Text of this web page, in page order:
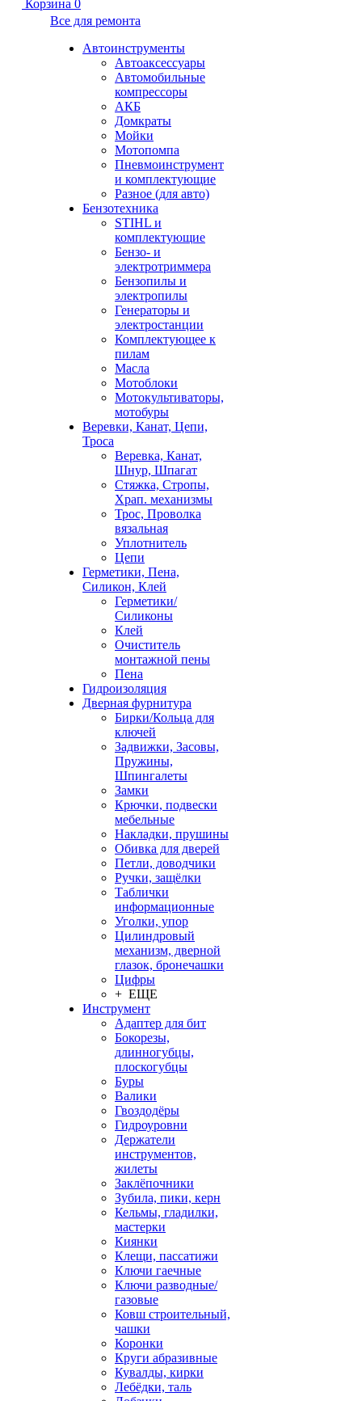
Корзина 0
Все для ремонта
Автоинструменты
Автоаксессуары
Автомобильные
компрессоры
АКБ
Домкраты
Мойки
Мотопомпа
Пневмоинструмент
и комплектующие
Разное (для авто)
Бензотехника
STIHL и
комплектующие
Бензо- и
электротриммера
Бензопилы и
электропилы
Генераторы и
электростанции
Комплектующее к
пилам
Масла
Мотоблоки
Мотокультиваторы,
мотобуры
Веревки, Канат, Цепи,
Троса
Веревка, Канат,
Шнур, Шпагат
Стяжка, Стропы,
Храп. механизмы
Трос, Проволка
вязальная
Уплотнитель
Цепи
Герметики, Пена,
Силикон, Клей
Герметики/
Силиконы
Клей
Очиститель
монтажной пены
Пена
Гидроизоляция
Дверная фурнитура
Бирки/Кольца для
ключей
Задвижки, Засовы,
Пружины,
Шпингалеты
Замки
Крючки, подвески
мебельные
Накладки, прушины
Обивка для дверей
Петли, доводчики
Ручки, защёлки
Таблички
информационные
Уголки, упор
Цилиндровый
механизм, дверной
глазок, бронечашки
Цифры
+ ЕЩЕ
Инструмент
Адаптер для бит
Бокорезы,
длинногубцы,
плоскогубцы
Буры
Валики
Гвоздодёры
Гидроуровни
Держатели
инструментов,
жилеты
Заклёпочники
Зубила, пики, керн
Кельмы, гладилки,
мастерки
Киянки
Клещи, пассатижи
Ключи гаечные
Ключи разводные/
газовые
Ковш строительный,
чашки
Коронки
Круги абразивные
Кувалды, кирки
Лебёдки, таль